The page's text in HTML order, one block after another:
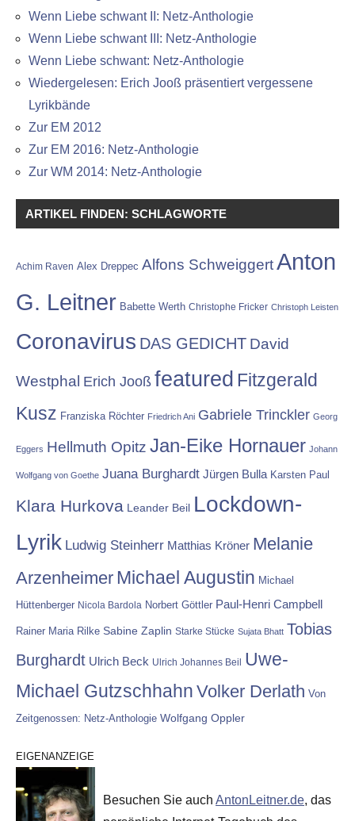
Wenn Liebe schwant II: Netz-Anthologie
Wenn Liebe schwant III: Netz-Anthologie
Wenn Liebe schwant: Netz-Anthologie
Wiedergelesen: Erich Jooß präsentiert vergessene
Lyrikbände
Zur EM 2012
Zur EM 2016: Netz-Anthologie
Zur WM 2014: Netz-Anthologie
ARTIKEL FINDEN: SCHLAGWORTE
Achim Raven Alex Dreppec Alfons SchweiggertAnton
G. Leitner Babette Werth Christophe Fricker Christoph Leisten
Coronavirus DAS GEDICHT David
Westphal Erich Jooß featured Fitzgerald
Kusz Franziska Röchter Friedrich Ani Gabriele Trinckler Georg
Eggers Hellmuth Opitz Jan-Eike Hornauer Johann
Wolfgang von Goethe Juana Burghardt Jürgen Bulla Karsten Paul
Klara Hurkova Leander Beil Lockdown-
Lyrik Ludwig Steinherr Matthias Kröner Melanie
Arzenheimer Michael Augustin Michael
Hüttenberger Nicola Bardola Norbert Göttler Paul-Henri Campbell
Rainer Maria Rilke Sabine Zaplin Starke Stücke Sujata Bhatt Tobias
Burghardt Ulrich Beck Ulrich Johannes Beil Uwe-
Michael Gutzschhahn Volker Derlath Von
Zeitgenossen: Netz-Anthologie Wolfgang Oppler
EIGENANZEIGE
Besuchen Sie auch AntonLeitner.de, das